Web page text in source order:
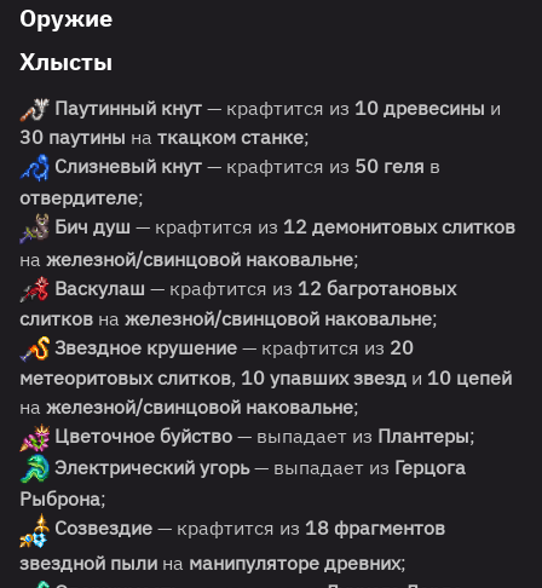
Оружие
Хлысты
Паутинный кнут — крафтится из 10 древесины и
30 паутины на ткацком станке;
Слизневый кнут — крафтится из 50 геля в
отвердителе;
Бич душ — крафтится из 12 демонитовых слитков
на железной/свинцовой наковальне;
Васкулаш — крафтится из 12 багротановых
слитков на железной/свинцовой наковальне;
Звездное крушение — крафтится из 20
метеоритовых слитков, 10 упавших звезд и 10 цепей
на железной/свинцовой наковальне;
Цветочное буйство — выпадает из Плантеры;
Электрический угорь— выпадает из Герцога
Рыброна;
Созвездие — крафтится из 18 фрагментов
звездной пыли на манипуляторе древних;